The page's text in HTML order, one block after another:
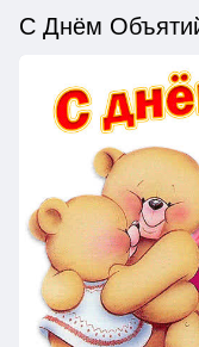
С Днём